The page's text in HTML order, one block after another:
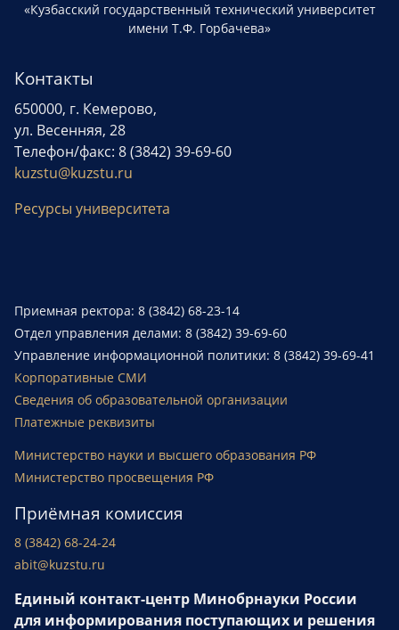
«Кузбасский государственный технический университет
имени Т.Ф. Горбачева»
Контакты
650000, г. Кемерово,
ул. Весенняя, 28
Телефон/факс: 8 (3842) 39-69-60
kuzstu@kuzstu.ru
Ресурсы университета
Приемная ректора: 8 (3842) 68-23-14
Отдел управления делами: 8 (3842) 39-69-60
Управление информационной политики: 8 (3842) 39-69-41
Корпоративные СМИ
Сведения об образовательной организации
Платежные реквизиты
Министерство науки и высшего образования РФ
Министерство просвещения РФ
Приёмная комиссия
8 (3842) 68-24-24
abit@kuzstu.ru
Единый контакт-центр Минобрнауки России
для информирования поступающих и решения